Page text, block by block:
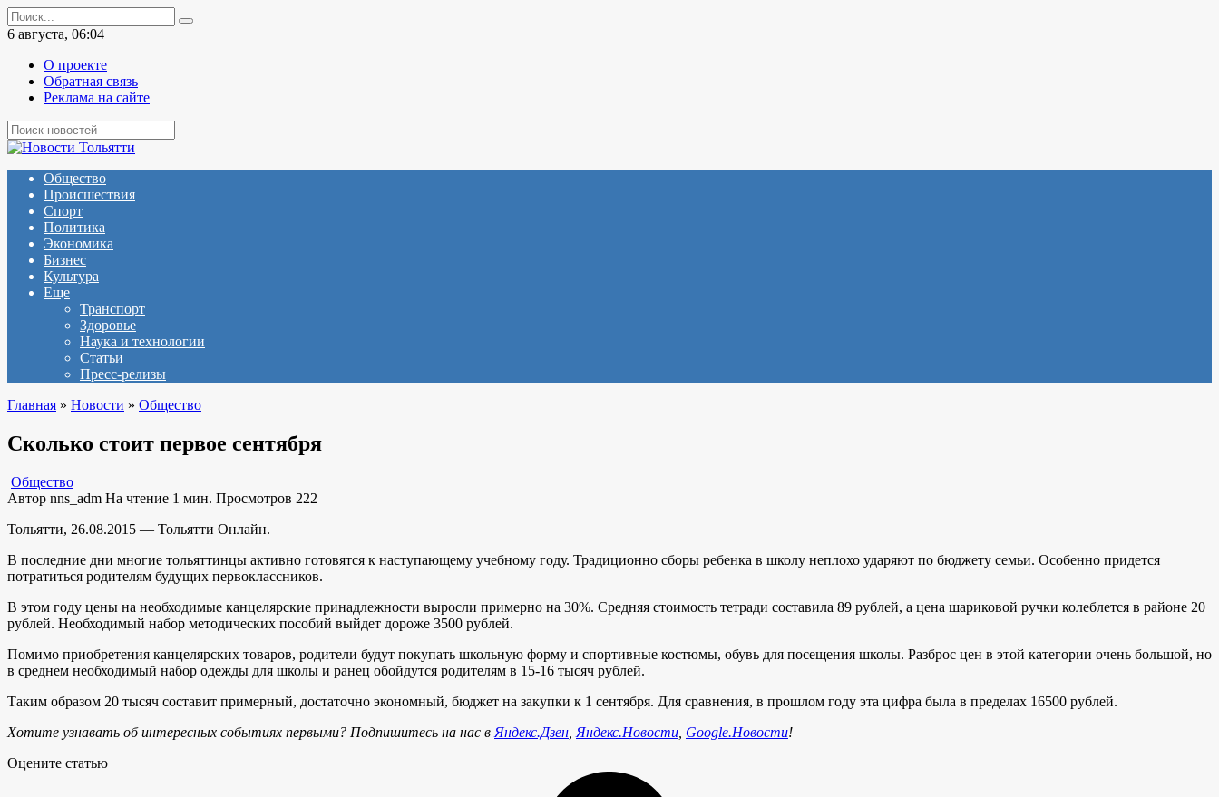
Перейти
к
содержанию
Search
for:
6 августа, 06:04
О проекте
Обратная связь
Реклама на сайте
Общество
Происшествия
Спорт
Политика
Экономика
Бизнес
Культура
Еще
Транспорт
Здоровье
Наука и технологии
Статьи
Пресс-релизы
Главная » Новости » Общество
Сколько стоит первое сентября
Общество
Автор nns_adm На чтение 1 мин. Просмотров 222
Тольятти, 26.08.2015 — Тольятти Онлайн.
В последние дни многие тольяттинцы активно готовятся к наступающему учебному году. Традиционно сборы ребенка в школу неплохо ударяют по бюджету семьи. Особенно придется
потратиться родителям будущих первоклассников.
В этом году цены на необходимые канцелярские принадлежности выросли примерно на 30%. Средняя стоимость тетради составила 89 рублей, а цена шариковой ручки колеблется в районе 20
рублей. Необходимый набор методических пособий выйдет дороже 3500 рублей.
Помимо приобретения канцелярских товаров, родители будут покупать школьную форму и спортивные костюмы, обувь для посещения школы. Разброс цен в этой категории очень большой, но
в среднем необходимый набор одежды для школы и ранец обойдутся родителям в 15-16 тысяч рублей.
Таким образом 20 тысяч составит примерный, достаточно экономный, бюджет на закупки к 1 сентября. Для сравнения, в прошлом году эта цифра была в пределах 16500 рублей.
Хотите узнавать об интересных событиях первыми? Подпишитесь на нас в Яндекс.Дзен Яндекс.Новости Google.Новости!
Оцените статью